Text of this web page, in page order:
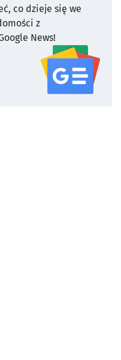
co dzieje się we
z
News!
serwisu